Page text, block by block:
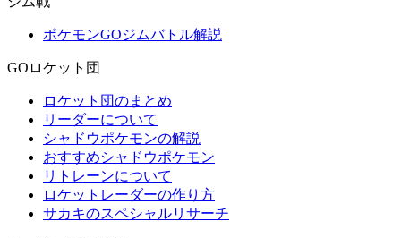
ポケモンGOジムバトル解説
GOロケット団
ロケット団のまとめ
リーダーについて
シャドウポケモンの解説
おすすめシャドウポケモン
リトレーンについて
ロケットレーダーの作り方
サカキのスペシャルリサーチ